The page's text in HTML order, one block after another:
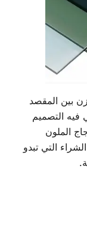
بين المقصد
فيه التصميم
الملون
التي تبدو